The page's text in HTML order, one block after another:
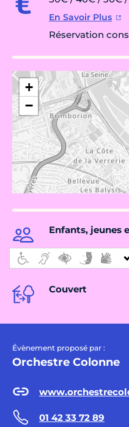
En Savoir Plus
Réservation
+
−
Enfants, jeunes
Couvert
Évènement proposé par :
Orchestre Colonne
01 42 33 72 89